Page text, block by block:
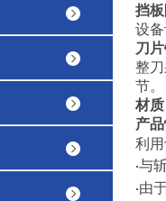
挡
设
刀
整
节。
材质
产品
利
·与
·由